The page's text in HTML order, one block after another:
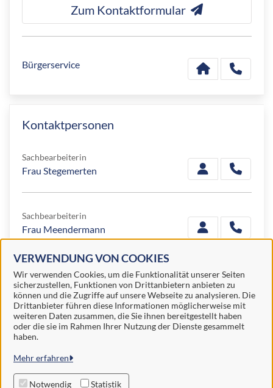
VERWENDUNG VON COOKIES
Wir verwenden Cookies, um die Funktionalität unserer Seiten
sicherzustellen, Funktionen von Drittanbietern anbieten zu
können und die Zugriffe auf unsere Webseite zu analysieren. Die
Drittanbieter führen diese Informationen möglicherweise mit
weiteren Daten zusammen, die Sie ihnen bereitgestellt haben
oder die sie im Rahmen Ihrer Nutzung der Dienste gesammelt
haben.
Mehr erfahren
Notwendig Statistik
Zum Kontaktformular
Bürgerservice
Kontaktpersonen
Sachbearbeiterin
Frau Stegemerten
Sachbearbeiterin
Frau Meendermann
Sachbearbeiterin
Frau Eilering
Samtgemeinde Schüttorf